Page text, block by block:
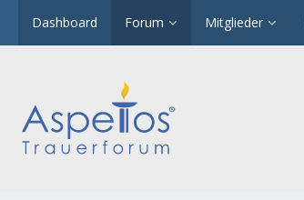
Dashboard Forum Mitglieder